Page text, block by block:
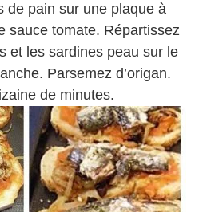
de pain sur une plaque à
sauce tomate. Répartissez
et les sardines peau sur le
Parsemez d’origan.
de minutes.